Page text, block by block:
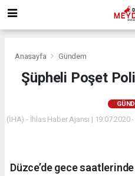
Anasayfa Gündem
Şüpheli Poşet
(İHA) - İhlas Haber Ajansı | 19.07.2020
Düzce’de gece